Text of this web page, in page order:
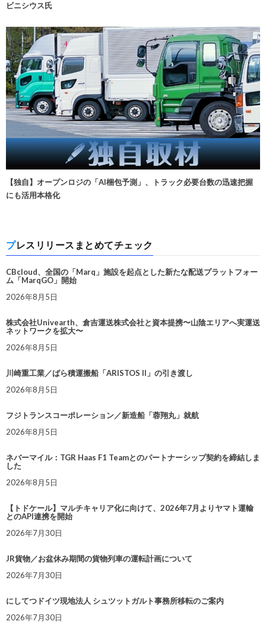
ビニシウス氏
【独自】オープンロジの「AI梱包予測」、トラック必要台数の迅速把握
にも活用本格化
プレスリリースまとめてチェック
CBcloud、全国の「Marq」施設を起点とした新たな配送プラットフォー
ム「MarqGO」開始
2026年8月5日
株式会社Univearth、倉吉運送株式会社と資本提携〜山陰エリアへ実運送
ネットワークを拡大〜
2026年8月5日
川崎重工業／ばら積運搬船「ARISTOS II」の引き渡し
2026年8月5日
フジトランスコーポレーション／新造船「蓉翔丸」就航
2026年8月5日
ネバーマイル：TGR Haas F1 Teamとのパートナーシップ契約を締結しま
した
2026年8月5日
【トドケール】マルチキャリア化に向けて、2026年7月よりヤマト運輸
とのAPI連携を開始
2026年7月30日
JR貨物／お盆休み期間の貨物列車の運転計画について
2026年7月30日
にしてつドイツ現地法人 シュツットガルト事務所移転のご案内
2026年7月30日